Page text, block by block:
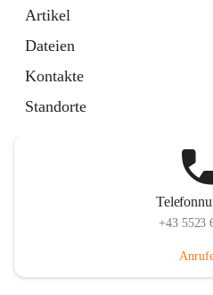
Artikel
Dateien
Kontakte
Standorte
+43 5523